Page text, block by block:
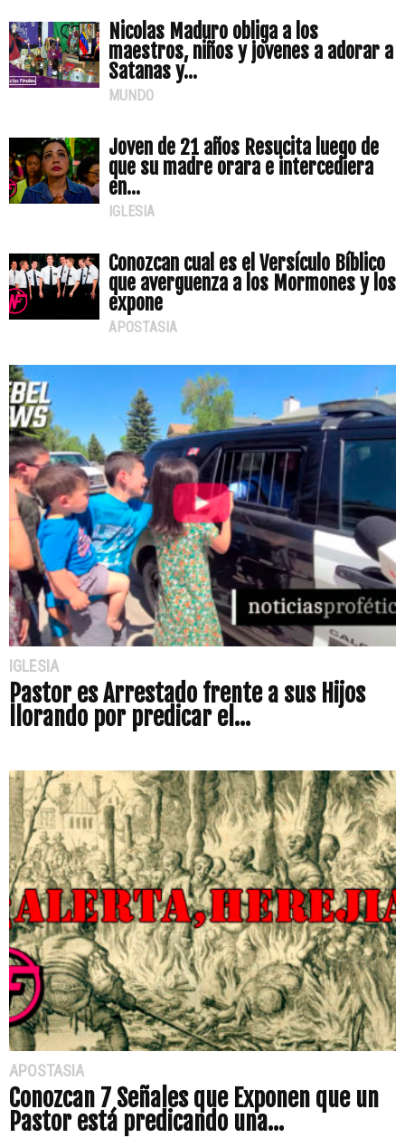
Nicolas Maduro obliga a los
maestros, niños y jovenes a adorar a
Satanas y...
MUNDO
Joven de 21 años Resucita luego de
que su madre orara e intercediera
en...
IGLESIA
Conozcan cual es el Versículo Bíblico
que averguenza a los Mormones y los
expone
APOSTASIA
IGLESIA
Pastor es Arrestado frente a sus Hijos
llorando por predicar el...
APOSTASIA
Conozcan 7 Señales que Exponen que un
Pastor está predicando una...